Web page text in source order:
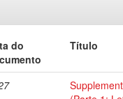
do
Título